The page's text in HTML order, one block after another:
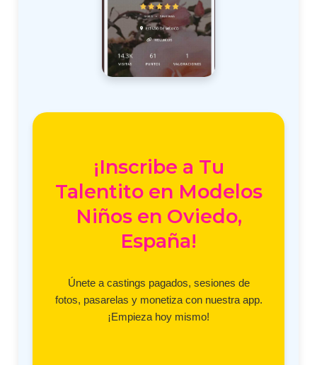
¡Inscribe a Tu
Talentito en Modelos
Niños en Oviedo,
España!
Únete a castings pagados, sesiones de
fotos, pasarelas y monetiza con nuestra app.
¡Empieza hoy mismo!